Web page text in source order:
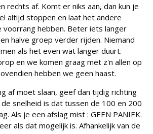
rechts af. Komt er niks aan, dan kun je
altijd stoppen en laat het andere
voorrang hebben. Beter iets langer
halve groep verder rijden. Niemand
als het even wat langer duurt.
en we komen graag met z'n allen op
hebben we geen haast.
af moet slaan, geef dan tijdig richting
de snelheid is dat tussen de 100 en 200
Als je een afslag mist : GEEN PANIEK.
als dat mogelijk is. Afhankelijk van de